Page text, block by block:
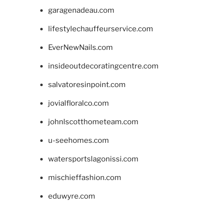
garagenadeau.com
lifestylechauffeurservice.com
EverNewNails.com
insideoutdecoratingcentre.com
salvatoresinpoint.com
jovialfloralco.com
johnlscotthometeam.com
u-seehomes.com
watersportslagonissi.com
mischieffashion.com
eduwyre.com